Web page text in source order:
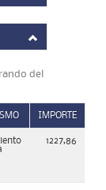
del
IMPORTE
1227,86